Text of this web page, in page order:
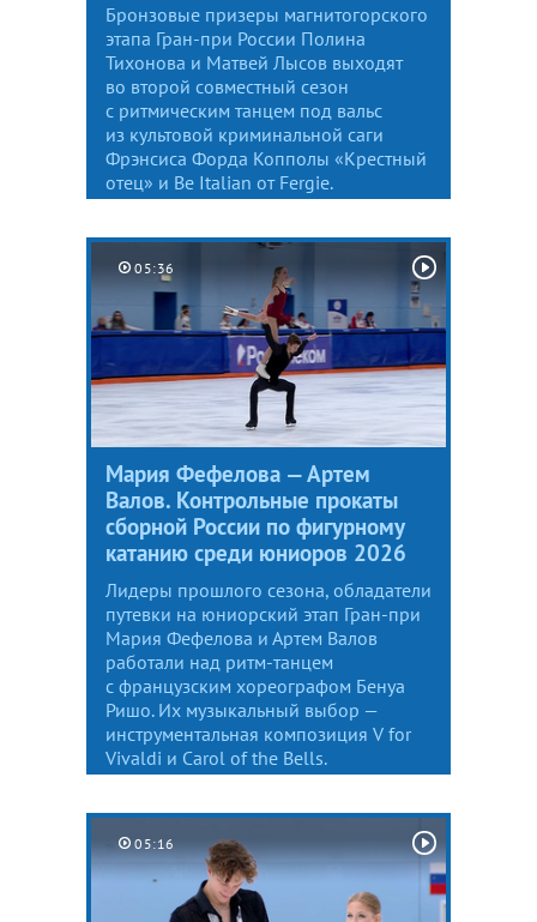
Бронзовые призеры магнитогорского
этапа Гран-при России Полина
Тихонова и Матвей Лысов выходят
во второй совместный сезон
с ритмическим танцем под вальс
из культовой криминальной саги
Фрэнсиса Форда Копполы «Крестный
отец» и Be Italian от Fergie.
05:36
Мария Фефелова — Артем
Валов. Контрольные прокаты
сборной России по фигурному
катанию среди юниоров 2026
Лидеры прошлого сезона, обладатели
путевки на юниорский этап Гран-при
Мария Фефелова и Артем Валов
работали над ритм-танцем
с французским хореографом Бенуа
Ришо. Их музыкальный выбор —
инструментальная композиция V for
Vivaldi и Carol of the Bells.
05:16